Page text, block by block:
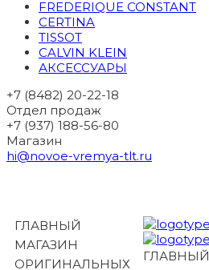
FREDERIQUE CONSTANT
CERTINA
TISSOT
CALVIN KLEIN
АКСЕССУАРЫ
+7 (8482) 20-22-18
Отдел продаж
+7 (937) 188-56-80
Магазин
hi@novoe-vremya-tlt.ru
ГЛАВНЫЙ
МАГАЗИН
ОРИГИНАЛЬНЫХ
ГЛАВНЫЙ